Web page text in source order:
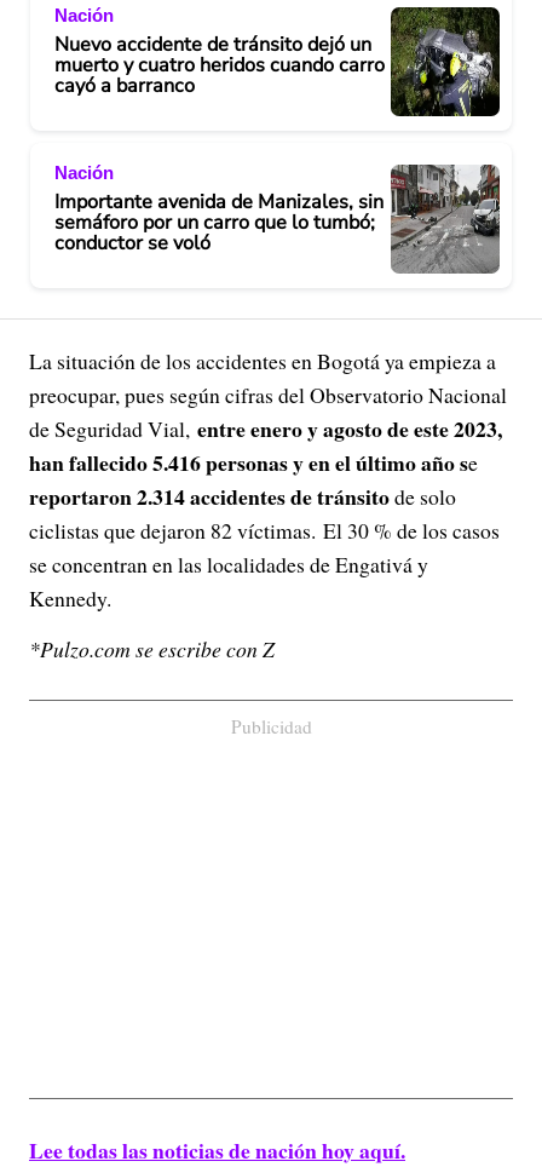
Nación
Nuevo accidente de tránsito dejó un
muerto y cuatro heridos cuando carro
cayó a barranco
Nación
Importante avenida de Manizales, sin
semáforo por un carro que lo tumbó;
conductor se voló
La situación de los accidentes en Bogotá ya empieza a
preocupar, pues según cifras del Observatorio Nacional
de Seguridad Vial, entre enero y agosto de este 2023,
han fallecido 5.416 personas y en el último año se
reportaron 2.314 accidentes de tránsitode solo
ciclistas que dejaron 82 víctimas. El 30 % de los casos
se concentran en las localidades de Engativá y
Kennedy.
*Pulzo.com se escribe con Z
Publicidad
Lee todas las noticias de nación hoy aquí.